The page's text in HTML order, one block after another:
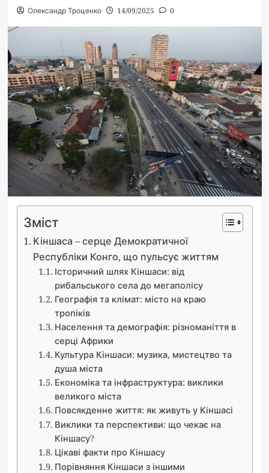
Олександр Троценко 14/09/2025 0
Зміст
Кіншаса – серце Демократичної
Республіки Конго, що пульсує життям
Історичний шлях Кіншаси: від
рибальського села до мегаполісу
Географія та клімат: місто на краю
тропіків
Населення та демографія: різноманіття в
серці Африки
Культура Кіншаси: музика, мистецтво та
душа міста
Економіка та інфраструктура: виклики
великого міста
Повсякденне життя: як живуть у Кіншасі
Виклики та перспективи: що чекає на
Кіншасу?
Цікаві факти про Кіншасу
Порівняння Кіншаси з іншими